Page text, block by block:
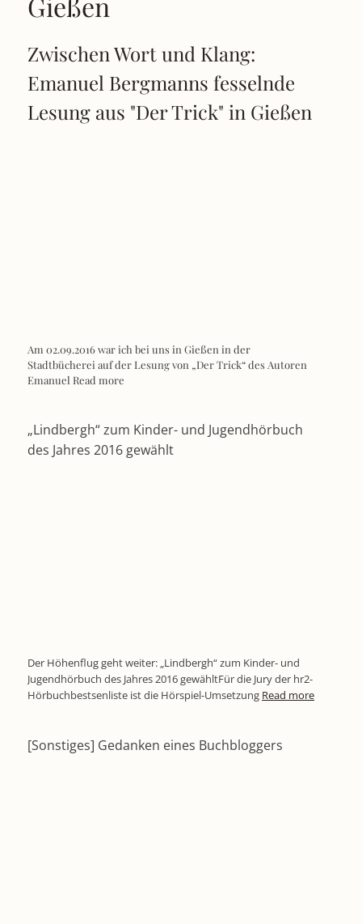
Zwischen Wort und Klang:
Emanuel Bergmanns fesselnde
Lesung aus "Der Trick" in Gießen
Am 02.09.2016 war ich bei uns in Gießen in der
Stadtbücherei auf der Lesung von „Der Trick“ des Autoren
Emanuel Read more
„Lindbergh“ zum Kinder- und Jugendhörbuch
des Jahres 2016 gewählt
Der Höhenflug geht weiter: „Lindbergh“ zum Kinder- und
Jugendhörbuch des Jahres 2016 gewähltFür die Jury der hr2-
Hörbuchbestsenliste ist die Hörspiel-Umsetzung Read more
[Sonstiges] Gedanken eines Buchbloggers